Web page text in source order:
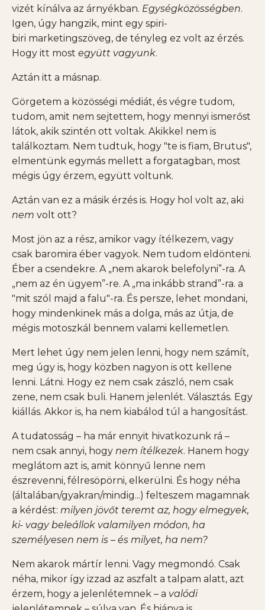
vizét kínálva az árnyékban. Egységközösségben.
Igen, úgy hangzik, mint egy spiri-
biri marketingszöveg, de tényleg ez volt az érzés.
Hogy itt most együtt vagyunk.
Aztán itt a másnap.
Görgetem a közösségi médiát, és végre tudom,
tudom, amit nem sejtettem, hogy mennyi ismerőst
látok, akik szintén ott voltak. Akikkel nem is
találkoztam. Nem tudtuk, hogy "te is fiam, Brutus",
elmentünk egymás mellett a forgatagban, most
mégis úgy érzem, együtt voltunk.
Aztán van ez a másik érzés is. Hogy hol volt az, aki
nem volt ott?
Most jön az a rész, amikor vagy ítélkezem, vagy
csak baromira éber vagyok. Nem tudom eldönteni.
Éber a csendekre. A „nem akarok belefolyni”-ra. A
„nem az én ügyem”-re. A „ma inkább strand”-ra. a
"mit szól majd a falu"-ra. És persze, lehet mondani,
hogy mindenkinek más a dolga, más az útja, de
mégis motoszkál bennem valami kellemetlen.
Mert lehet úgy nem jelen lenni, hogy nem számít,
meg úgy is, hogy közben nagyon is ott kellene
lenni. Látni. Hogy ez nem csak zászló, nem csak
zene, nem csak buli. Hanem jelenlét. Választás. Egy
kiállás. Akkor is, ha nem kiabálod túl a hangosítást.
A tudatosság – ha már ennyit hivatkozunk rá –
nem csak annyi, hogy nem ítélkezek. Hanem hogy
meglátom azt is, amit könnyű lenne nem
észrevenni, félresöpörni, elkerülni. És hogy néha
(általában/gyakran/mindig...) felteszem magamnak
a kérdést: milyen jövőt teremt az, hogy elmegyek,
ki- vagy beleállok valamilyen módon, ha
személyesen nem is – és milyet, ha nem?
Nem akarok mártír lenni. Vagy megmondó. Csak
néha, mikor így izzad az aszfalt a talpam alatt, azt
érzem, hogy a jelenlétemnek – a valódi